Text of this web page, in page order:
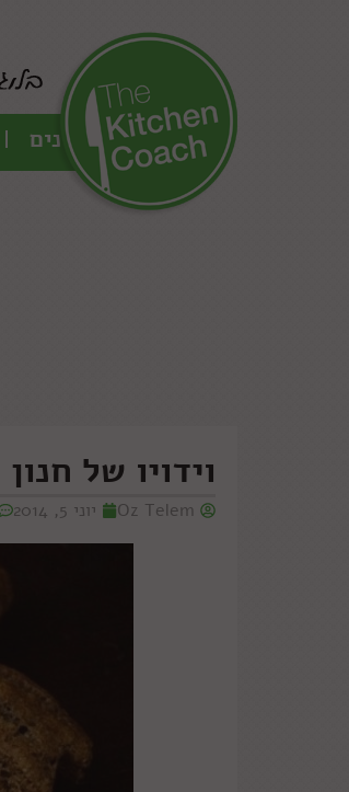
כל המתכונים
וידויו של
Oz Telem יוני 5, 2014